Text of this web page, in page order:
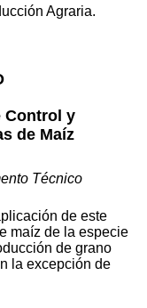
Agraria.
Control y
de Maíz
Técnico
de este
maíz de la especie
de grano
la excepción de